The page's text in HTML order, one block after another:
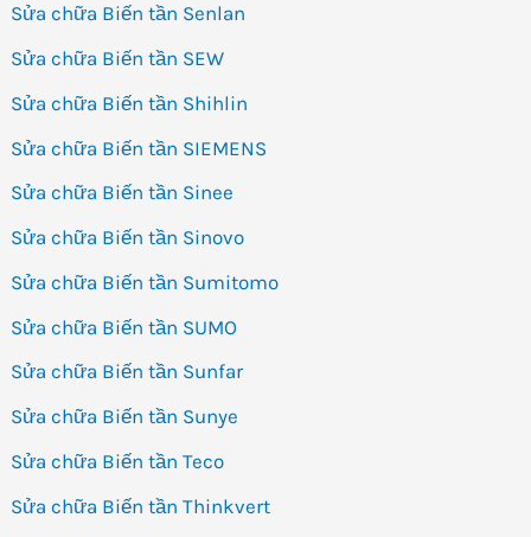
Sửa chữa Biến tần Senlan
Sửa chữa Biến tần SEW
Sửa chữa Biến tần Shihlin
Sửa chữa Biến tần SIEMENS
Sửa chữa Biến tần Sinee
Sửa chữa Biến tần Sinovo
Sửa chữa Biến tần Sumitomo
Sửa chữa Biến tần SUMO
Sửa chữa Biến tần Sunfar
Sửa chữa Biến tần Sunye
Sửa chữa Biến tần Teco
Sửa chữa Biến tần Thinkvert